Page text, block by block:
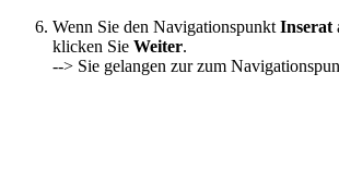
Wenn Sie den Navigationspunkt Inserat
klicken Sie Weiter.
--> Sie gelangen zur zum